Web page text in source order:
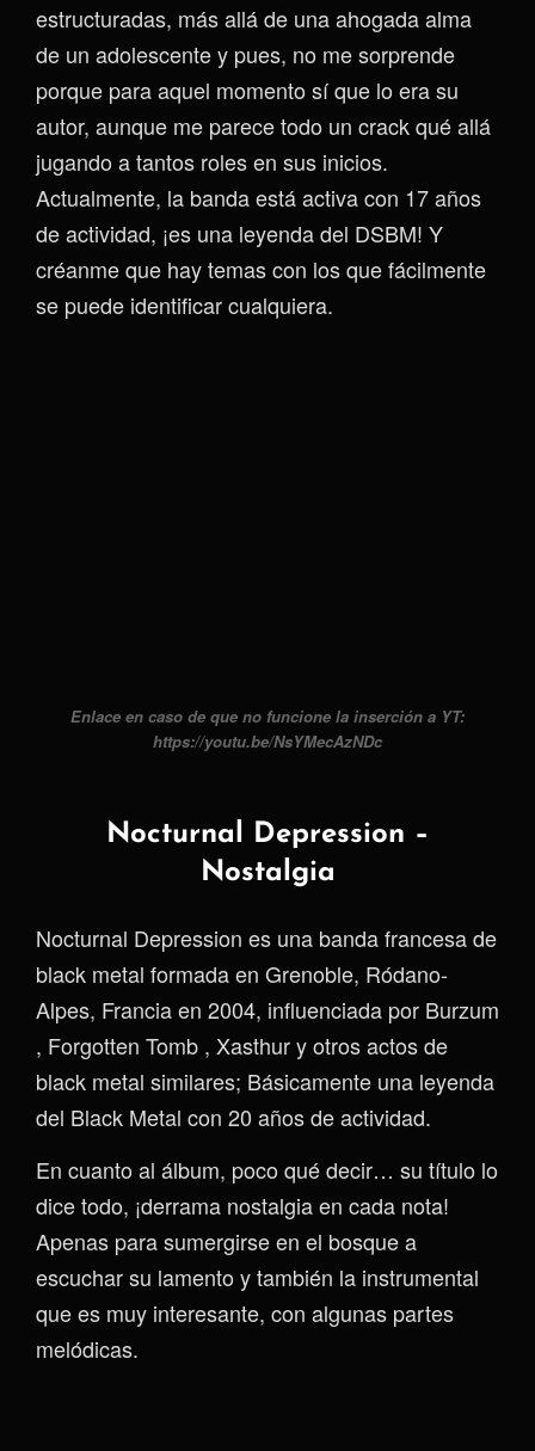
estructuradas, más allá de una ahogada alma
de un adolescente y pues, no me sorprende
porque para aquel momento sí que lo era su
autor, aunque me parece todo un crack qué allá
jugando a tantos roles en sus inicios.
Actualmente, la banda está activa con 17 años
de actividad, ¡es una leyenda del DSBM! Y
créanme que hay temas con los que fácilmente
se puede identificar cualquiera.
Enlace en caso de que no funcione la inserción a YT:
https://youtu.be/NsYMecAzNDc
Nocturnal Depression –
Nostalgia
Nocturnal Depression es una banda francesa de
black metal formada en Grenoble, Ródano-
Alpes, Francia en 2004, influenciada por Burzum
, Forgotten Tomb , Xasthur y otros actos de
black metal similares; Básicamente una leyenda
del Black Metal con 20 años de actividad.
En cuanto al álbum, poco qué decir… su título lo
dice todo, ¡derrama nostalgia en cada nota!
Apenas para sumergirse en el bosque a
escuchar su lamento y también la instrumental
que es muy interesante, con algunas partes
melódicas.